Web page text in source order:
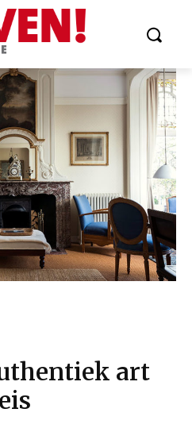
art